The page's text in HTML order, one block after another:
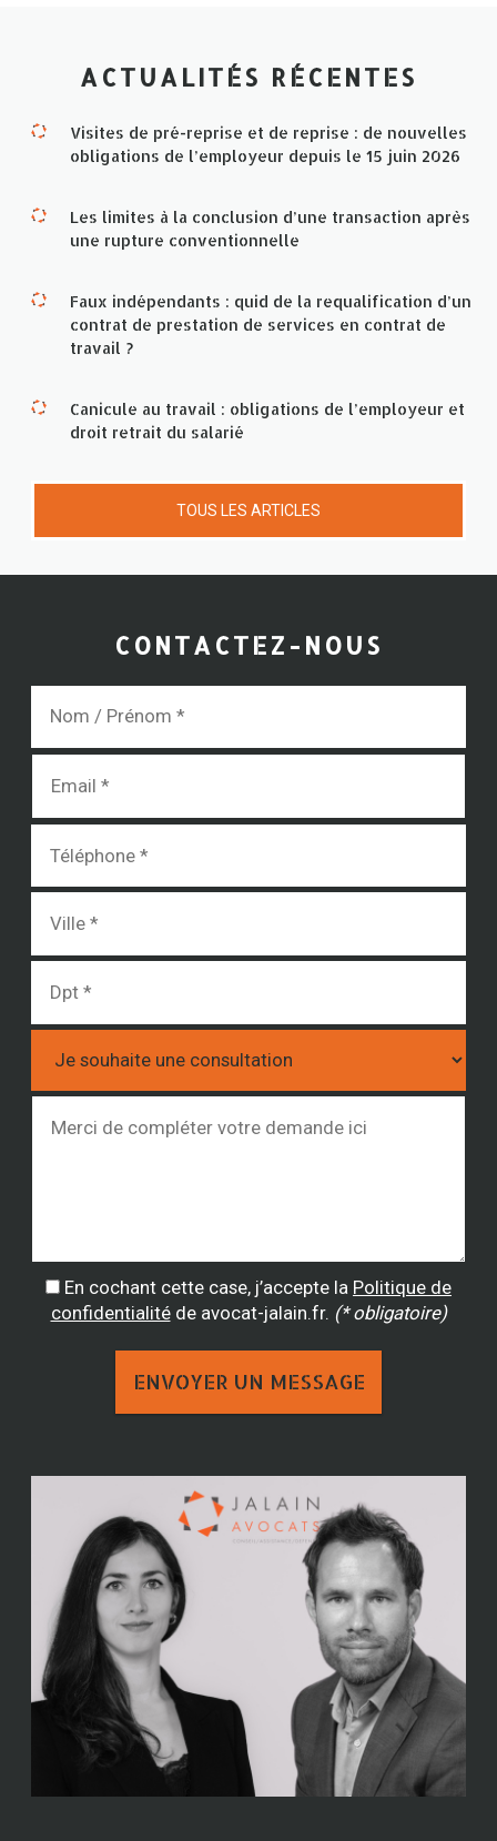
ACTUALITÉS RÉCENTES
Visites de pré-reprise et de reprise : de nouvelles
obligations de l’employeur depuis le 15 juin 2026
Les limites à la conclusion d’une transaction après
une rupture conventionnelle
Faux indépendants : quid de la requalification d’un
contrat de prestation de services en contrat de
travail ?
Canicule au travail : obligations de l’employeur et
droit retrait du salarié
TOUS LES ARTICLES
CONTACTEZ-NOUS
En cochant cette case, j’accepte la Politique de
confidentialitéde avocat-jalain.fr. (* obligatoire)